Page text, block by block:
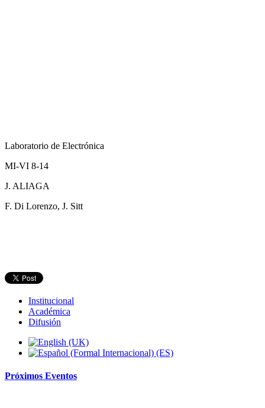
Laboratorio de Electrónica
MI-VI 8-14
J. ALIAGA
F. Di Lorenzo, J. Sitt
Institucional
Académica
Difusión
Próximos Eventos